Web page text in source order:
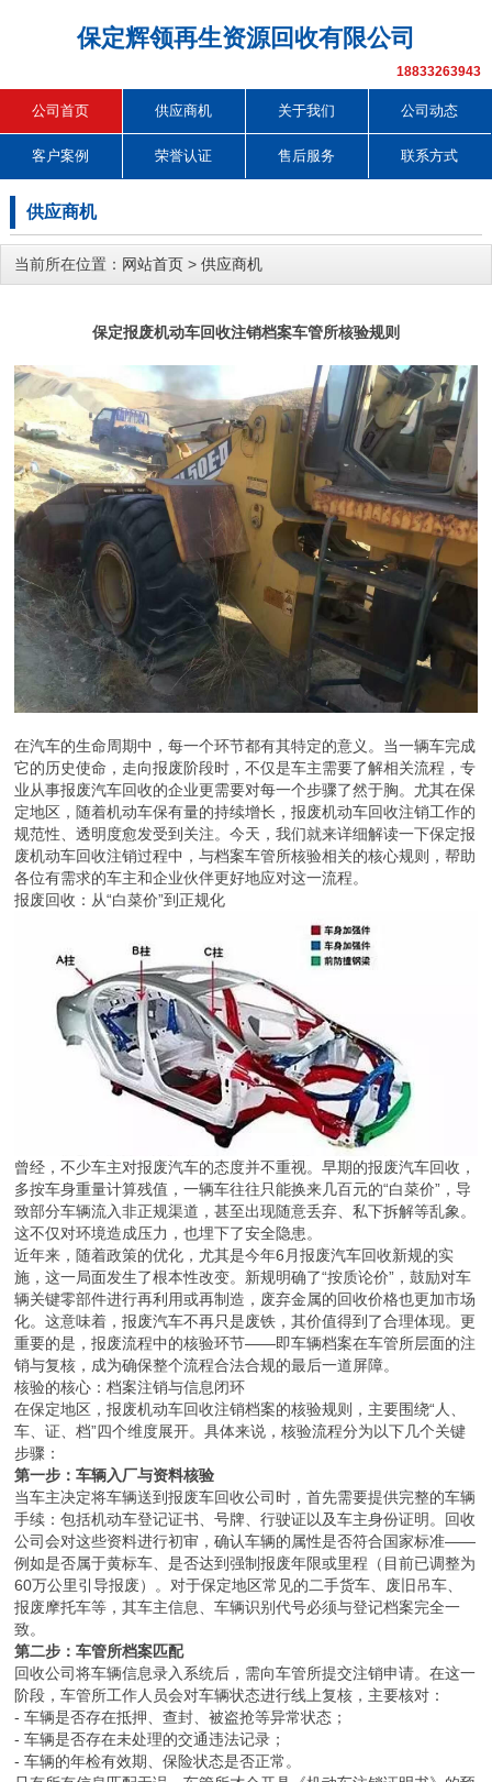
保定辉领再生资源回收有限公司
18833263943
公司首页 供应商机 关于我们 公司动态
客户案例 荣誉认证 售后服务 联系方式
供应商机
当前所在位置： 网站首页 > 供应商机
保定报废机动车回收注销档案车管所核验规则
在汽车的生命周期中，每一个环节都有其特定的意义。当一辆车完成
它的历史使命，走向报废阶段时，不仅是车主需要了解相关流程，专
业从事报废汽车回收的企业更需要对每一个步骤了然于胸。尤其在保
定地区，随着机动车保有量的持续增长，报废机动车回收注销工作的
规范性、透明度愈发受到关注。今天，我们就来详细解读一下保定报
废机动车回收注销过程中，与档案车管所核验相关的核心规则，帮助
各位有需求的车主和企业伙伴更好地应对这一流程。
报废回收：从“白菜价”到正规化
曾经，不少车主对报废汽车的态度并不重视。早期的报废汽车回收，
多按车身重量计算残值，一辆车往往只能换来几百元的“白菜价”，导
致部分车辆流入非正规渠道，甚至出现随意丢弃、私下拆解等乱象。
这不仅对环境造成压力，也埋下了安全隐患。
近年来，随着政策的优化，尤其是今年6月报废汽车回收新规的实
施，这一局面发生了根本性改变。新规明确了“按质论价”，鼓励对车
辆关键零部件进行再利用或再制造，废弃金属的回收价格也更加市场
化。这意味着，报废汽车不再只是废铁，其价值得到了合理体现。更
重要的是，报废流程中的核验环节——即车辆档案在车管所层面的注
销与复核，成为确保整个流程合法合规的最后一道屏障。
核验的核心：档案注销与信息闭环
在保定地区，报废机动车回收注销档案的核验规则，主要围绕“人、
车、证、档”四个维度展开。具体来说，核验流程分为以下几个关键
步骤：
第一步：车辆入厂与资料核验
当车主决定将车辆送到报废车回收公司时，首先需要提供完整的车辆
手续：包括机动车登记证书、号牌、行驶证以及车主身份证明。回收
公司会对这些资料进行初审，确认车辆的属性是否符合国家标准——
例如是否属于黄标车、是否达到强制报废年限或里程（目前已调整为
60万公里引导报废）。对于保定地区常见的二手货车、废旧吊车、
报废摩托车等，其车主信息、车辆识别代号必须与登记档案完全一
致。
第二步：车管所档案匹配
回收公司将车辆信息录入系统后，需向车管所提交注销申请。在这一
阶段，车管所工作人员会对车辆状态进行线上复核，主要核对：
- 车辆是否存在抵押、查封、被盗抢等异常状态；
- 车辆是否存在未处理的交通违法记录；
- 车辆的年检有效期、保险状态是否正常。